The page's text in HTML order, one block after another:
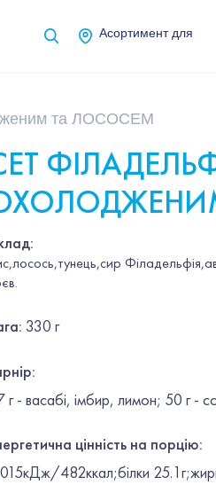
Асортимент для
та ЛОСОСЕМ
: 330 г
:
г - васабі, імбир, лимон; 50 г -
цінність на порцію:
482ккал;білки